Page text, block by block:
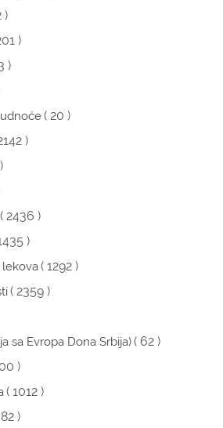
)
)
)
( 20 )
)
( 2436 )
)
lekova( 1292 )
( 2359 )
sa Evropa Dona Srbija)( 62 )
)
( 1012 )
)